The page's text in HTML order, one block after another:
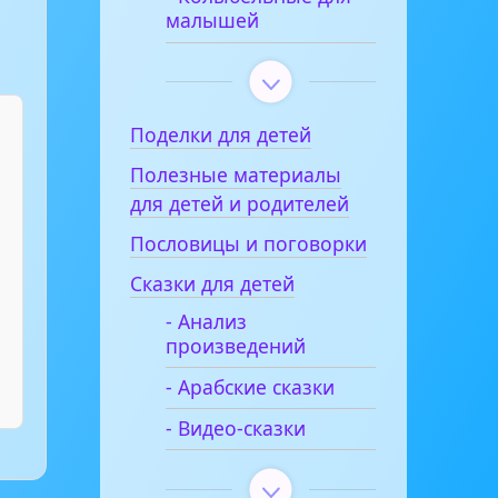
малышей
Поделки для детей
Полезные материалы
для детей и родителей
Пословицы и поговорки
Сказки для детей
- Анализ
произведений
- Арабские сказки
- Видео-сказки